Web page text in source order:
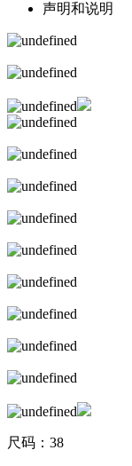
声明和说明
尺码：38